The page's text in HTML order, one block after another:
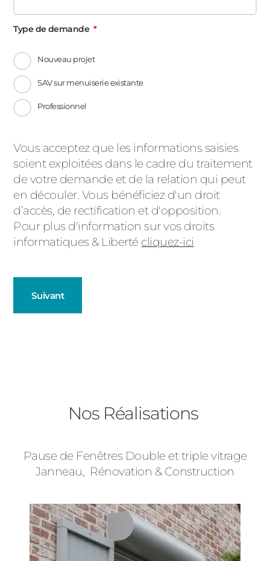
Type de demande
Nouveau projet
SAV sur menuiserie existante
Professionnel
Message
d'état
Vous acceptez que les informations saisies
soient exploitées dans le cadre du traitement
de votre demande et de la relation qui peut
en découler. Vous bénéficiez d'un droit
d’accès, de rectification et d'opposition.
Pour plus d'information sur vos droits
informatiques & Liberté cliquez-ici
Suivant
Type de logement
Appartement
Autre
Nos Réalisations
Pause de Fenêtres Double et triple vitrage
Janneau, Rénovation & Construction